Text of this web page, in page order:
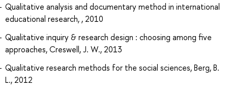
Qualitative analysis and documentary method in international
educational research, , 2010
Qualitative inquiry & research design : choosing among five
approaches, Creswell, J. W., 2013
Qualitative research methods for the social sciences, Berg, B.
L., 2012